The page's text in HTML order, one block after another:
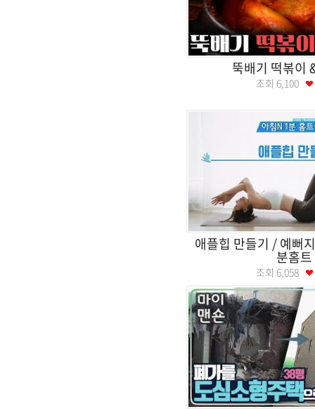
뚝배기 떡볶이
조회 6,100
애플힙 만들기 / 예뻐
분홈트
조회 6,058